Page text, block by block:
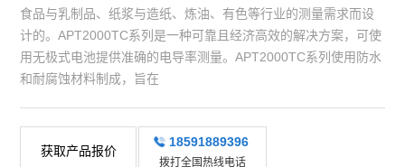
食品与乳制品、纸浆与造纸、炼油、有色等行业的测量需求而设
计的。APT2000TC系列是一种可靠且经济高效的解决方案，可使
用无极式电池提供准确的电导率测量。APT2000TC系列使用防水
和耐腐蚀材料制成，旨在
获取产品报价
18591889396
拨打全国热线电话